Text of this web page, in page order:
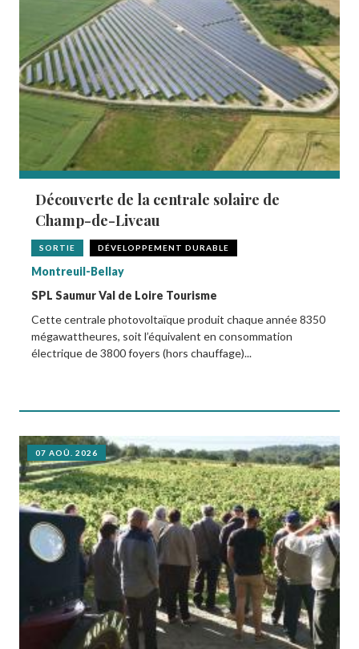
Découverte de la centrale solaire de
Champ-de-Liveau
SORTIE DÉVELOPPEMENT DURABLE
Montreuil-Bellay
SPL Saumur Val de Loire Tourisme
Cette centrale photovoltaïque produit chaque année 8350
mégawattheures, soit l’équivalent en consommation
électrique de 3800 foyers (hors chauffage)...
07 AOÛ. 2026